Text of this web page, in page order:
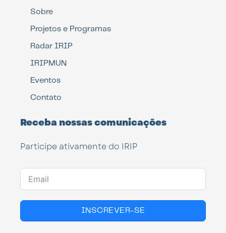
Sobre
Projetos e Programas
Radar IRIP
IRIPMUN
Eventos
Contato
Receba nossas comunicações
Participe ativamente do IRIP
INSCREVER-SE